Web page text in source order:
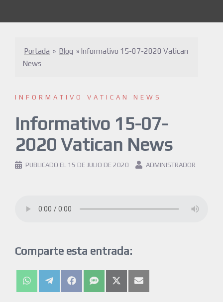
Portada » Blog » Informativo 15-07-2020 Vatican
News
INFORMATIVO VATICAN NEWS
Informativo 15-07-
2020 Vatican News
PUBLICADO EL 15 DE JULIO DE 2020 ADMINISTRADOR
Comparte esta entrada: